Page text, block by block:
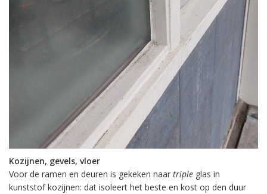
Kozijnen, gevels, vloer
Voor de ramen en deuren is gekeken naar triple glas in
kunststof kozijnen: dat isoleert het beste en kost op den duur